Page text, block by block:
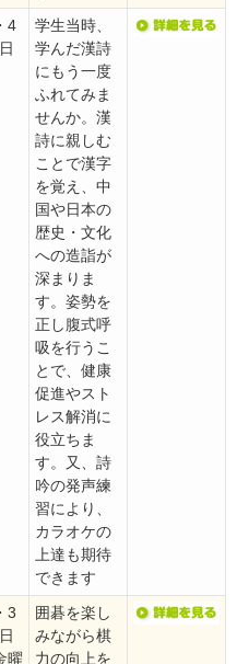
4
学生当時、
学んだ漢詩
にもう一度
ふれてみま
せんか。漢
詩に親しむ
ことで漢字
を覚え、中
国や日本の
歴史・文化
への造詣が
深まりま
す。姿勢を
正し腹式呼
吸を行うこ
とで、健康
促進やスト
レス解消に
役立ちま
す。又、詩
吟の発声練
習により、
カラオケの
上達も期待
できます
3
曜
囲碁を楽し
みながら棋
力の向上を